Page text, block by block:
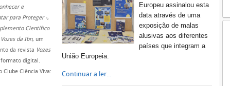
e
para Proteger -,
Científico
da Ibn, um
da revista Vozes
digital.
Clube Ciência Viva:
Europeu assinalou esta
data através de uma
exposição de malas
alusivas aos diferentes
países que integram a
União Europeia.
Continuar a ler...